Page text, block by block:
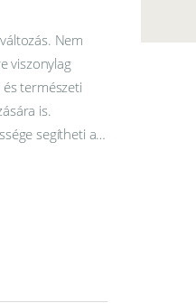
Nem
viszonylag
természeti
is.
segítheti a…